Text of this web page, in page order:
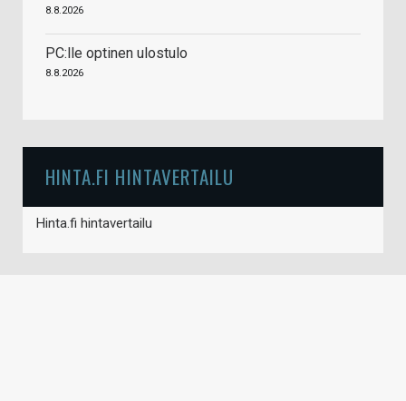
8.8.2026
PC:lle optinen ulostulo
8.8.2026
HINTA.FI HINTAVERTAILU
Hinta.fi hintavertailu